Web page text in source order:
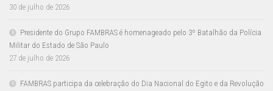
30 de julho de 2026
Presidente do Grupo FAMBRAS é homenageado pelo 3º Batalhão da Polícia
Militar do Estado de São Paulo
27 de julho de 2026
FAMBRAS participa da celebração do Dia Nacional do Egito e da Revolução